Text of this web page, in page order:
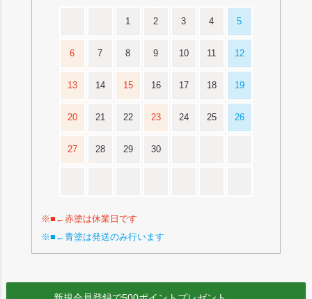
1 2 3 4 5
6 7 8 9 10 11 12
13 14 15 16 17 18 19
20 21 22 23 24 25 26
27 28 29 30
※■←赤塗は休業日です
※■←青塗は発送のみ行います